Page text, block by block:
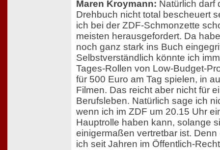
Maren Kroymann: Natürlich darf
Drehbuch nicht total bescheuert
ich bei der ZDF-Schmonzette
meisten herausgefordert. Da
noch ganz stark ins Buch
Selbstverständlich könnte ich
Tages-Rollen von Low-Budget-
für 500 Euro am Tag spielen, in
Filmen. Das reicht aber nicht für
Berufsleben. Natürlich sage ich
wenn ich im ZDF um 20.15 Uhr
Hauptrolle haben kann, solange
einigermaßen vertretbar ist. Denn
ich seit Jahren im Öffentlich-